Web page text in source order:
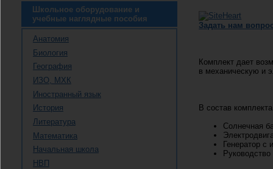
Задать нам
Комплект дает
в механическую и
В состав
Солнечная
Генератор с
Школьное оборудование и
учебные наглядные пособия
Анатомия
Биология
География
ИЗО, МХК
Иностранный язык
История
Литература
Математика
Начальная школа
НВП